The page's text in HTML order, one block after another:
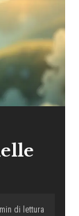
di lettura